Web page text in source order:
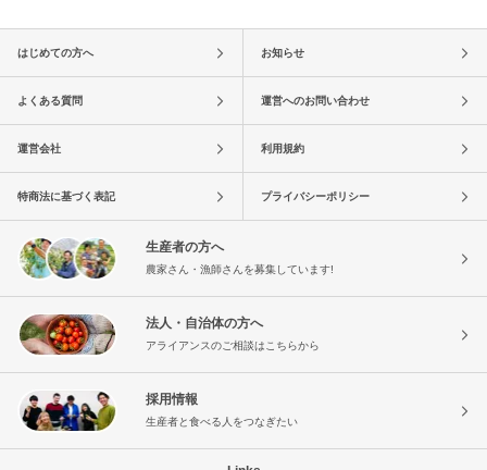
はじめての方へ お知らせ
よくある質問 運営へのお問い合わせ
運営会社 利用規約
特商法に基づく表記 プライバシーポリシー
生産者の方へ
農家さん・漁師さんを募集しています!
法人・自治体の方へ
アライアンスのご相談はこちらから
採用情報
生産者と食べる人をつなぎたい